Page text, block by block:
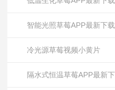
冷光源草莓视频小黄片